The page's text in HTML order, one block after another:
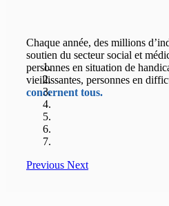
Chaque année, des millions
soutien du secteur social et
personnes en situation de
vieillissantes, personnes en
concernent tous.
Previous Next